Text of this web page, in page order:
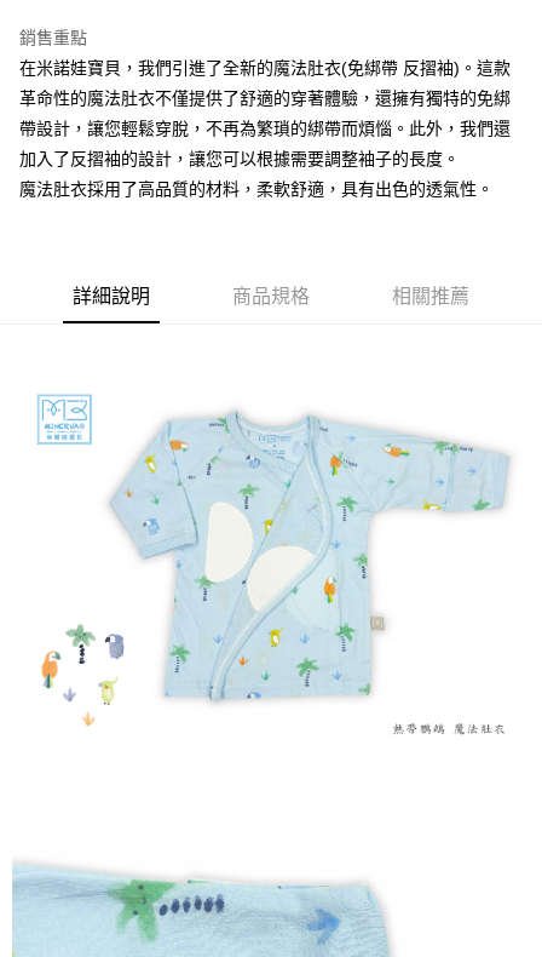
臺灣離島-金、馬、澎
每筆NT$100，滿NT$1,000(含以上)免運費
銷售重點
在米諾娃寶貝，我們引進了全新的魔法肚衣(免綁帶 反摺袖)。這款
革命性的魔法肚衣不僅提供了舒適的穿著體驗，還擁有獨特的免綁
帶設計，讓您輕鬆穿脫，不再為繁瑣的綁帶而煩惱。此外，我們還
加入了反摺袖的設計，讓您可以根據需要調整袖子的長度。
魔法肚衣採用了高品質的材料，柔軟舒適，具有出色的透氣性。
詳細說明 商品規格 相關推薦